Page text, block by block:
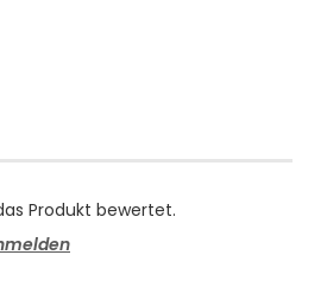
Produkt bewertet.